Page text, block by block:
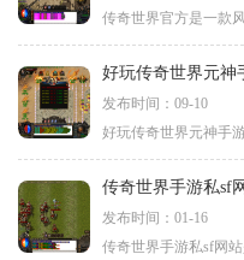
好玩传奇世界元神
发布时间：09-10
传奇世界手游私sf
发布时间：01-16